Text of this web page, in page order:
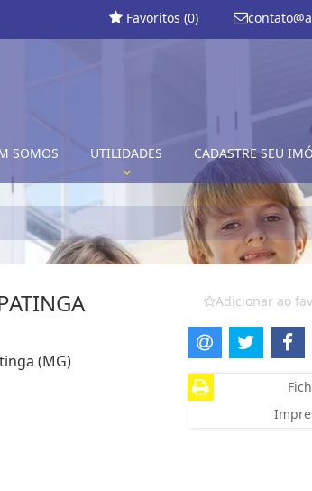
Favoritos (0)
SOMOS UTILIDADES CADASTRE SEU
(MG)
Adicionar ao